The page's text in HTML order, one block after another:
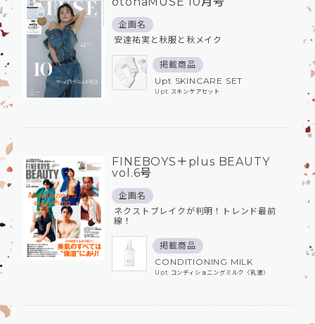
企画名
安達祐実と秋服と秋メイク
掲載商品
Upt SKINCARE SET
Upt スキンケアセット
FINEBOYS＋plus BEAUTY
vol.6号
企画名
ネクストブレイクが判明！トレンド最前
線！
掲載商品
CONDITIONING MILK
Upt コンディショニングミルク〈乳液〉